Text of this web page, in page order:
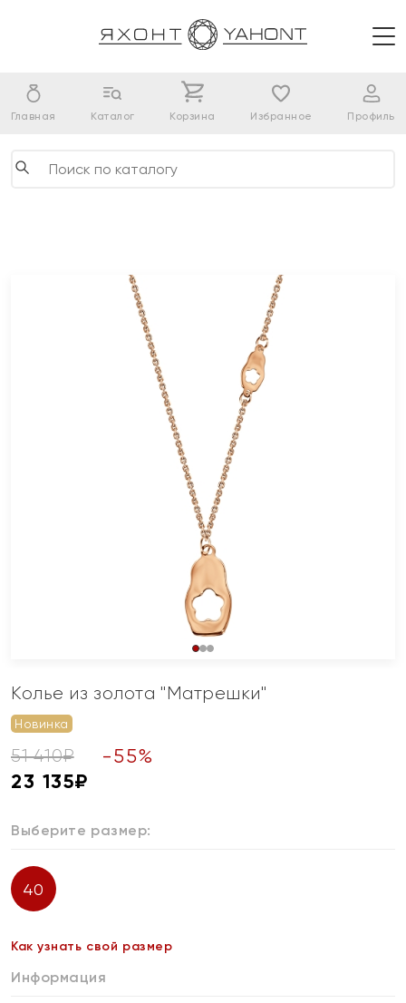
Главная Каталог Корзина Избранное Профиль
Колье из золота "Матрешки"
Новинка
51 410₽ -55%
23 135₽
Выберите размер:
40
Как узнать свой размер
Информация